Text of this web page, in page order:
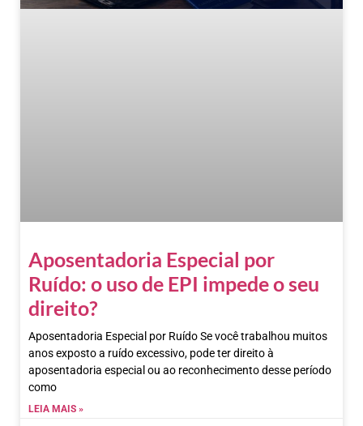
Aposentadoria Especial por
Ruído: o uso de EPI impede o seu
direito?
Aposentadoria Especial por Ruído Se você trabalhou muitos
anos exposto a ruído excessivo, pode ter direito à
aposentadoria especial ou ao reconhecimento desse período
como
LEIA MAIS »